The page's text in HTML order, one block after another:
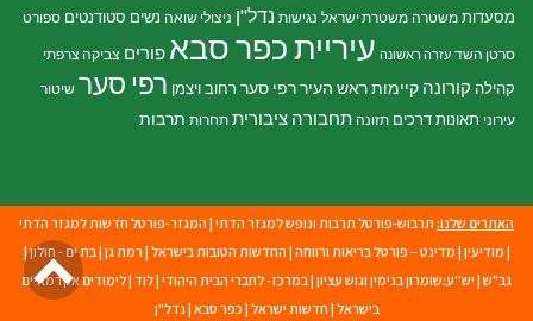
מסעדות משטרה משטרת ישראל נגישות נדל"ן ניצולי שואה נשים סטודנטים ספורט
סרטן השד עזרה ראשונה עיריית כפר סבא פורים צביקה צרפתי
קהילה קורונה קיימותראש העיר רפי סער רחוב ויצמן רפי סער שיטור
עירוני תאונות דרכים תזונה תחבורה ציבורית תחרות תרבות
האתרים שלנו: תרבוש-פורטל תרבות ונופש למגזר הדתי | המגזר-פורטל חדשות למגזר הדתי
| מודיעין | מדינט – פורטל בריאות ורווחה | החדשות הטובות בישראל | רמת גן | בת ים - חולון|
גב"ש | יש''ע:שומרון בנימין וגוש עציון | במרכז- לחברי הבית היהודי |לוד |לימודים אקדמאיים
בישראל | חדשות ישראל | כפר סבא | נדל"ן